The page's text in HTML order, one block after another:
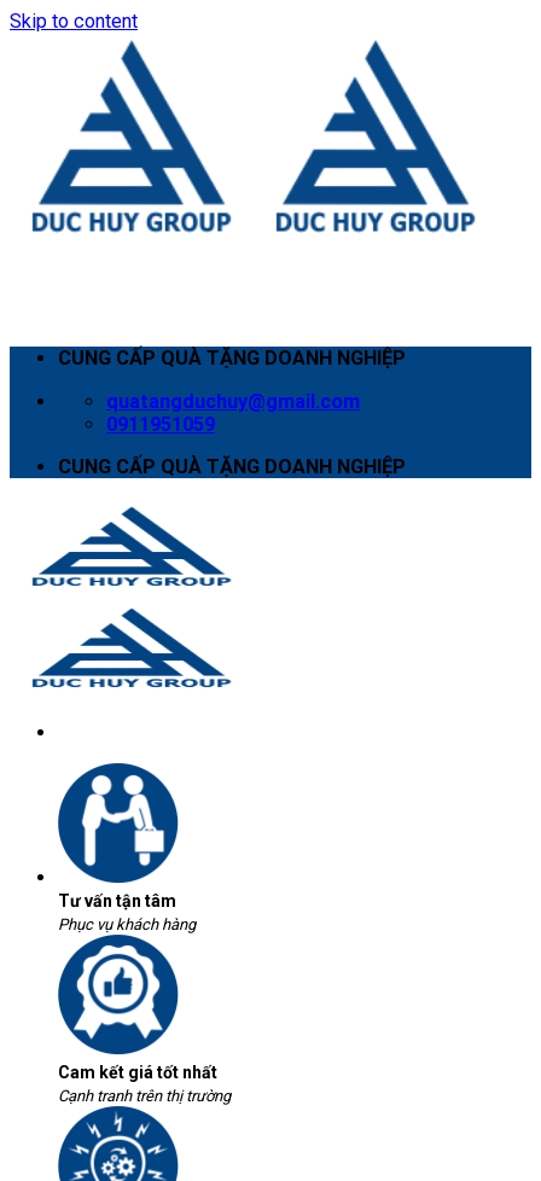
Skip to content
CUNG CẤP QUÀ TẶNG DOANH NGHIỆP
quatangduchuy@gmail.com
0911951059
CUNG CẤP QUÀ TẶNG DOANH NGHIỆP
Tư vấn tận tâm
Phục vụ khách hàng
Cam kết giá tốt nhất
Cạnh tranh trên thị trường